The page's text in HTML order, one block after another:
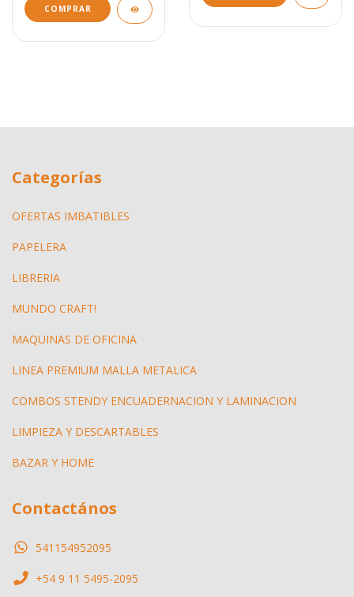
COMPRAR
Categorías
OFERTAS IMBATIBLES
PAPELERA
LIBRERIA
MUNDO CRAFT!
MAQUINAS DE OFICINA
LINEA PREMIUM MALLA METALICA
COMBOS STENDY ENCUADERNACION Y LAMINACION
LIMPIEZA Y DESCARTABLES
BAZAR Y HOME
Contactános
541154952095
+54 9 11 5495-2095